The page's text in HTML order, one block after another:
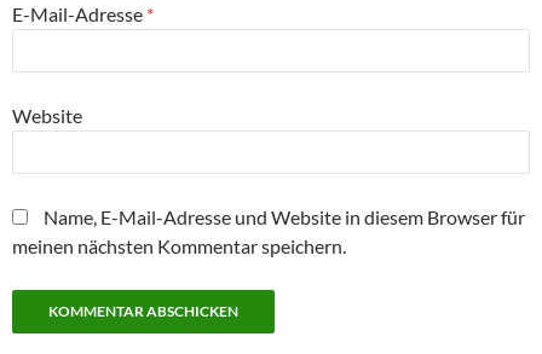
E-Mail-Adresse *
Website
Name, E-Mail-Adresse und Website in diesem Browser für
meinen nächsten Kommentar speichern.